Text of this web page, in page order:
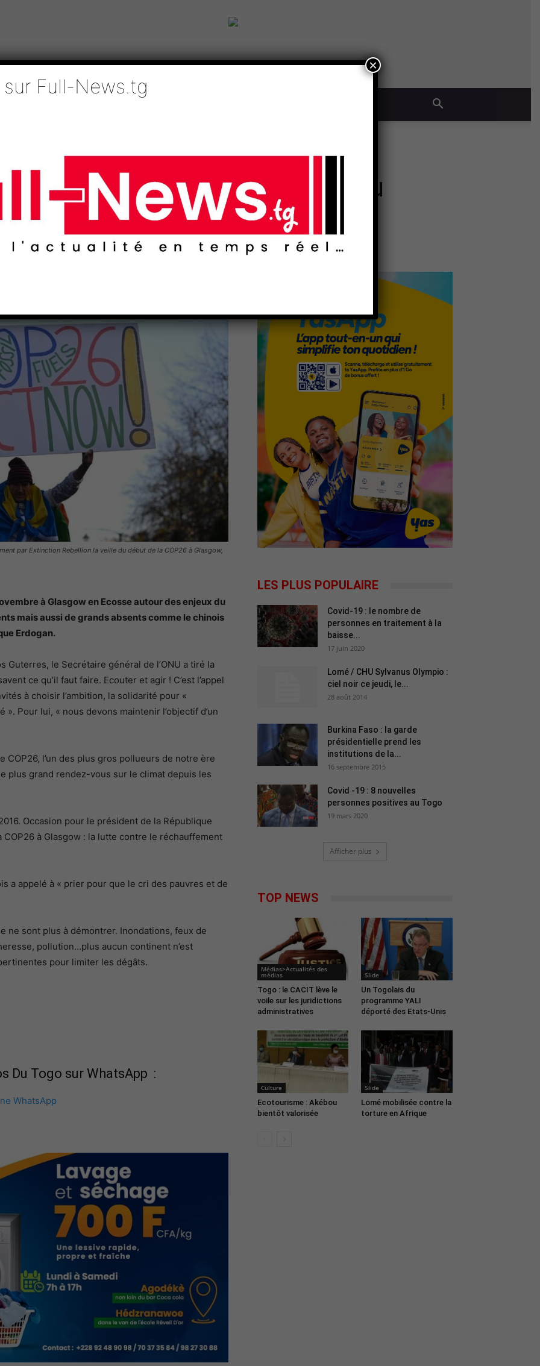
l’appel à l’action en faveur du
par Extinction Rebellion la veille du début de la COP26 à Glasgow,
à Glasgow en Ecosse autour des enjeux du
mais aussi de grands absents comme le chinois
Erdogan.
Guterres, le Secrétaire général de l’ONU a tiré la
ce qu’il faut faire. Ecouter et agir ! C’est l’appel
à choisir l’ambition, la solidarité pour «
Pour lui, « nous devons maintenir l’objectif d’un
l’un des plus gros pollueurs de notre ère
plus grand rendez-vous sur le climat depuis les
Occasion pour le président de la République
à Glasgow : la lutte contre le réchauffement
a appelé à « prier pour que le cri des pauvres et de
ne sont plus à démontrer. Inondations, feux de
pollution…plus aucun continent n’est
pour limiter les dégâts.
Du Togo sur WhatsApp :
WhatsApp
LES PLUS POPULAIRE
Covid-19 : le nombre de
personnes en traitement à la
baisse...
17 juin 2020
Lomé / CHU Sylvanus Olympio :
ciel noir ce jeudi, le...
28 août 2014
Burkina Faso : la garde
présidentielle prend les
institutions de la...
16 septembre 2015
Covid -19 : 8 nouvelles
personnes positives au Togo
19 mars 2020
Afficher plus
TOP NEWS
Médias>Actualités des
médias
Togo : le CACIT lève le
voile sur les juridictions
administratives
Slide
Un Togolais du
programme YALI
déporté des Etats-Unis
Culture
Ecotourisme : Akébou
bientôt valorisée
Slide
Lomé mobilisée contre la
torture en Afrique
Full-News.tg
×